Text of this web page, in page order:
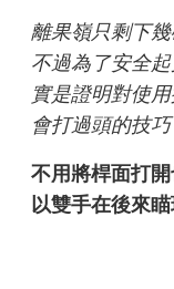
離果嶺只剩下
不過為了安全
實是證明對使
會打過頭的技
不用將桿面打
以雙手在後來